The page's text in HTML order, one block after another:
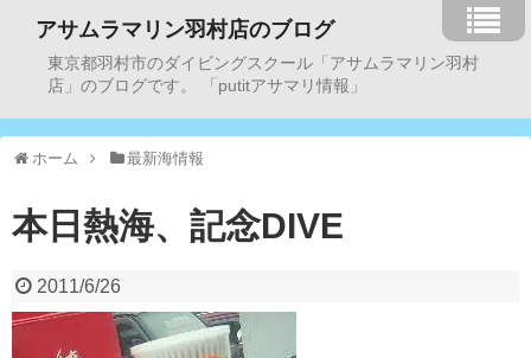
アサムラマリン羽村店のブログ
東京都羽村市のダイビングスクール「アサムラマリン羽村
店」のブログです。 「putitアサマリ情報」
ホーム 最新海情報
本日熱海、記念DIVE
2011/6/26